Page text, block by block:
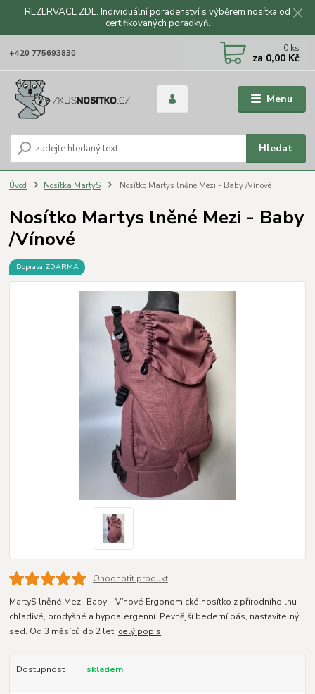
REZERVACE ZDE. Individuální poradenství s výběrem nosítka od
certifikovaných poradkyň.
Menu
Hledat
+420 775693830 0 ks
za 0,00 Kč
Úvod Nosítka MartyS Nosítko Martys lněné Mezi - Baby /Vínové
Nosítko Martys lněné Mezi - Baby
/Vínové
Doprava ZDARMA
Ohodnotit produkt
MartyS lněné Mezi-Baby – Vínové Ergonomické nosítko z přírodního lnu –
chladivé, prodyšné a hypoalergenní. Pevnější bederní pás, nastavitelný
sed. Od 3 měsíců do 2 let. celý popis
Dostupnost skladem